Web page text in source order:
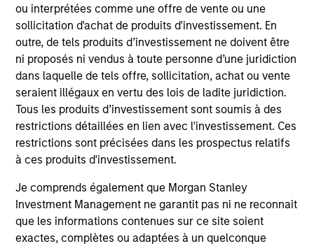
ou interprétées comme une offre de vente ou une
sollicitation d'achat de produits d'investissement. En
outre, de tels produits d’investissement ne doivent être
ni proposés ni vendus à toute personne d’une juridiction
dans laquelle de tels offre, sollicitation, achat ou vente
seraient illégaux en vertu des lois de ladite juridiction.
Tous les produits d’investissement sont soumis à des
restrictions détaillées en lien avec l'investissement. Ces
restrictions sont précisées dans les prospectus relatifs
à ces produits d'investissement.
Je comprends également que Morgan Stanley
Investment Management ne garantit pas ni ne reconnait
que les informations contenues sur ce site soient
exactes, complètes ou adaptées à un quelconque
Sector Emphasis
We deemphasize corporate bonds. Instead, we
emphasize high quality securitized bonds because they
office similar yields to corporate bonds with lower
correlations to risk assets.
3
We seek to provide liquidity in all markets and deliver a
consistent return profile with a low correlation to risk
assets, helping offset risk in a diversified portfolio.